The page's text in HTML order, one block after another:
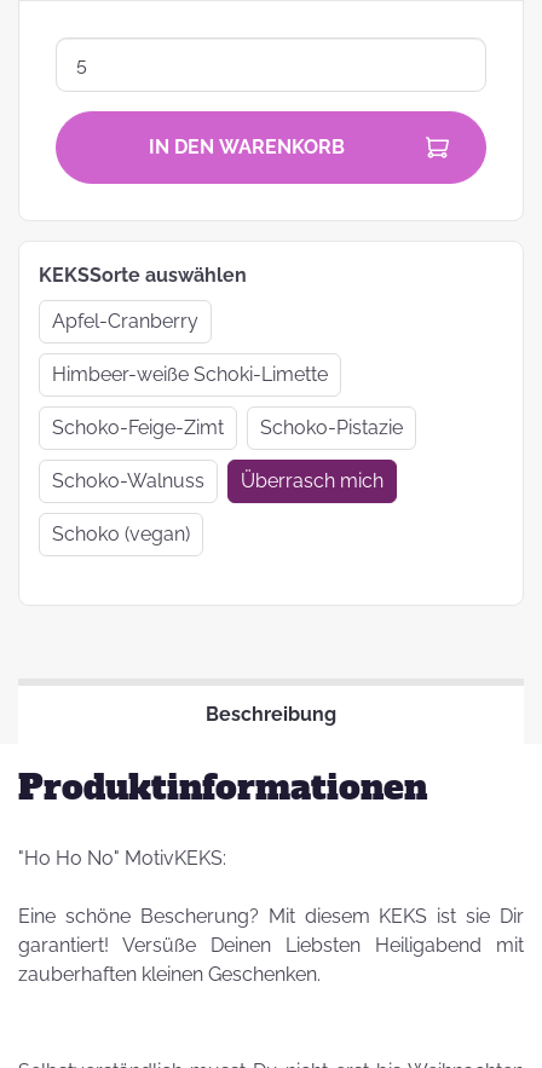
IN DEN WARENKORB
KEKSSorte auswählen
Apfel-Cranberry
Himbeer-weiße Schoki-Limette
Schoko-Feige-Zimt Schoko-Pistazie
Schoko-Walnuss Überrasch mich
Schoko (vegan)
Beschreibung
Produktinformationen
"Ho Ho No" MotivKEKS:
Eine schöne Bescherung? Mit diesem KEKS ist sie Dir
garantiert! Versüße Deinen Liebsten Heiligabend mit
zauberhaften kleinen Geschenken.